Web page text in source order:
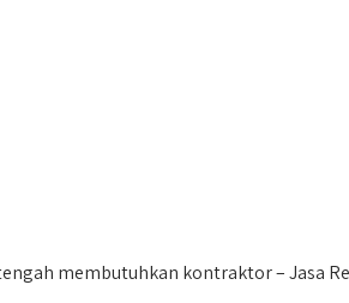
membutuhkan kontraktor – Jasa